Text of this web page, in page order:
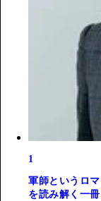
1
軍師というロ
を読み解く一